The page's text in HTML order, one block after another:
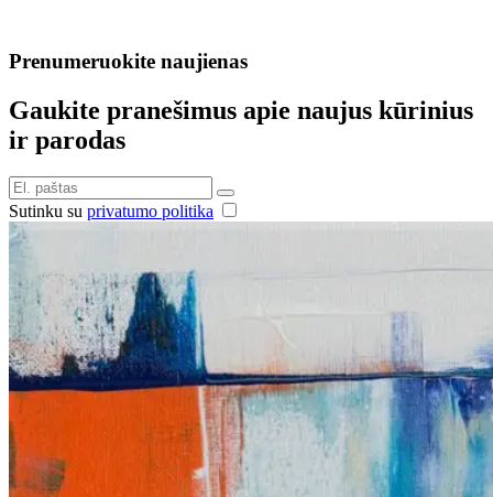
Prenumeruokite naujienas
Gaukite pranešimus apie naujus kūrinius
ir parodas
Sutinku su privatumo politika